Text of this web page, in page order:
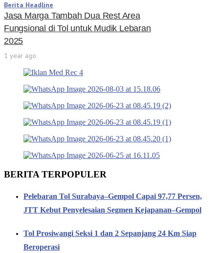
Berita Headline
Jasa Marga Tambah Dua Rest Area
Fungsional di Tol untuk Mudik Lebaran
2025
1 year ago
BERITA TERPOPULER
Pelebaran Tol Surabaya–Gempol Capai 97,77 Persen,
JTT Kebut Penyelesaian Segmen Kejapanan–Gempol
Tol Prosiwangi Seksi 1 dan 2 Sepanjang 24 Km Siap
Beroperasi